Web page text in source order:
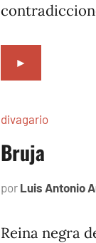
►
divagario
Bruja
por Luis Antonio
Reina negra